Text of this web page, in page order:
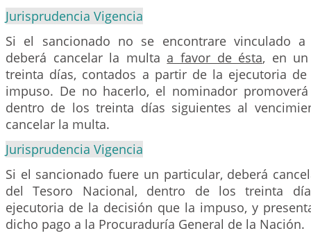
Jurisprudencia Vigencia
Si el sancionado no se encontrare vinculado
deberá cancelar la multa a favor de ésta, en
treinta días, contados a partir de la ejecutoria
impuso. De no hacerlo, el nominador
dentro de los treinta días siguientes al
cancelar la multa.
Jurisprudencia Vigencia
Si el sancionado fuere un particular, deberá
del Tesoro Nacional, dentro de los treinta
ejecutoria de la decisión que la impuso, y
dicho pago a la Procuraduría General de la Nación.